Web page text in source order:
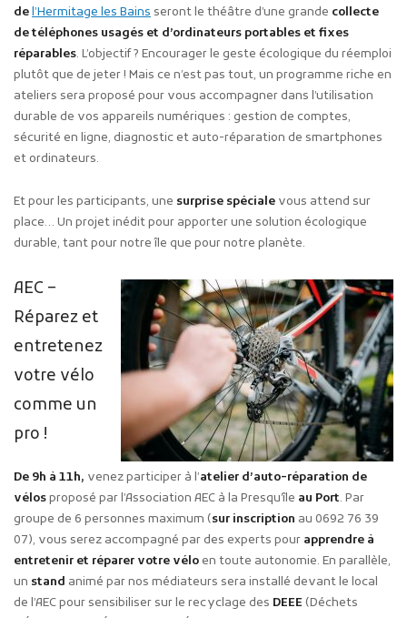
del’Hermitage les Bains seront le théâtre d’une grande collecte
de téléphones usagés et d’ordinateurs portables et fixes
réparables. L’objectif ? Encourager le geste écologique du réemploi
plutôt que de jeter ! Mais ce n’est pas tout, un programme riche en
ateliers sera proposé pour vous accompagner dans l’utilisation
durable de vos appareils numériques : gestion de comptes,
sécurité en ligne, diagnostic et auto-réparation de smartphones
et ordinateurs.
Et pour les participants, une surprise spéciale vous attend sur
place… Un projet inédit pour apporter une solution écologique
durable, tant pour notre île que pour notre planète.
AEC –
Réparez et
entretenez
votre vélo
comme un
pro !
De 9h à 11h, venez participer à l’atelier d’auto-réparation de
vélosproposé par l’Association AEC à la Presqu’île au Port. Par
groupe de 6 personnes maximum (sur inscription au 0692 76 39
07), vous serez accompagné par des experts pour apprendre à
entretenir et réparer votre véloen toute autonomie. En parallèle,
un stand animé par nos médiateurs sera installé devant le local
de l’AEC pour sensibiliser sur le recyclage des DEEE (Déchets